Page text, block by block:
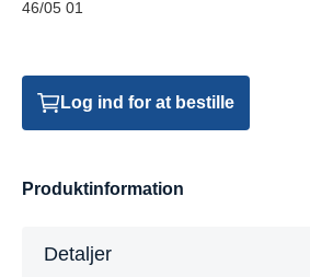
46/05 01
Log ind for at bestille
Produktinformation
Detaljer